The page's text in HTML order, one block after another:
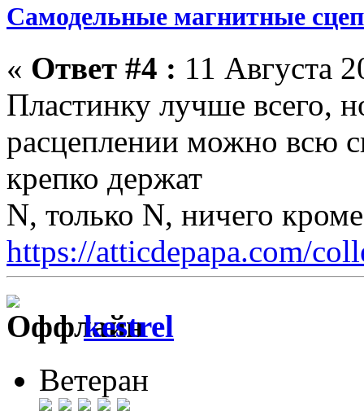
Самодельные магнитные
« Ответ #4 : 11 Августа
Пластинку лучше всего,
расцеплении можно всю
крепко держат
N, только N, ничего
https://atticdepapa.com/
kestrel
Ветеран